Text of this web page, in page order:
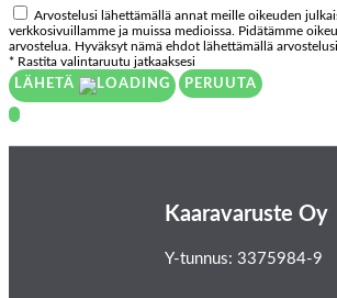
Arvostelusi lähettämällä annat meille oikeuden
verkkosivuillamme ja muissa medioissa. Pidätämme
arvostelua. Hyväksyt nämä ehdot lähettämällä
* Rastita valintaruutu jatkaaksesi
LÄHETÄ
PERUUTA
Kaaravaruste Oy
Y-tunnus: 3375984-9